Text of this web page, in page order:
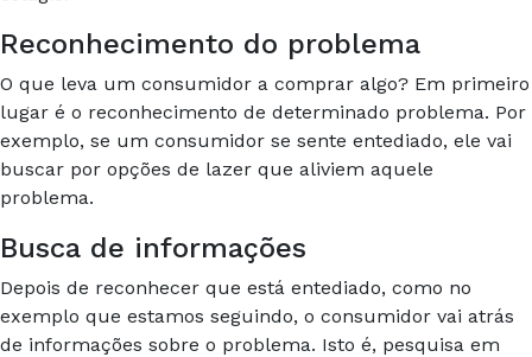
Reconhecimento do problema
O que leva um consumidor a comprar algo? Em primeiro
lugar é o reconhecimento de determinado problema. Por
exemplo, se um consumidor se sente entediado, ele vai
buscar por opções de lazer que aliviem aquele
problema.
Busca de informações
Depois de reconhecer que está entediado, como no
exemplo que estamos seguindo, o consumidor vai atrás
de informações sobre o problema. Isto é, pesquisa em